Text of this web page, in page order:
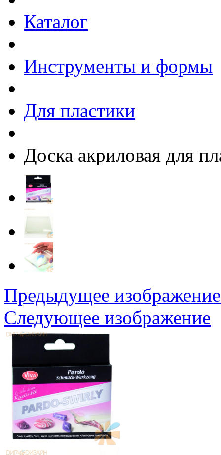
Каталог
Инструменты и формы
Для пластики
Доска акриловая для
Предыдущее изображение
Следующее изображение